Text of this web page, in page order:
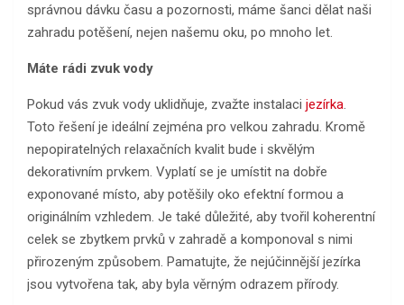
správnou dávku času a pozornosti, máme šanci dělat naši
zahradu potěšení, nejen našemu oku, po mnoho let.
Máte rádi zvuk vody
Pokud vás zvuk vody uklidňuje, zvažte instalaci jezírka.
Toto řešení je ideální zejména pro velkou zahradu. Kromě
nepopiratelných relaxačních kvalit bude i skvělým
dekorativním prvkem. Vyplatí se je umístit na dobře
exponované místo, aby potěšily oko efektní formou a
originálním vzhledem. Je také důležité, aby tvořil koherentní
celek se zbytkem prvků v zahradě a komponoval s nimi
přirozeným způsobem. Pamatujte, že nejúčinnější jezírka
jsou vytvořena tak, aby byla věrným odrazem přírody.